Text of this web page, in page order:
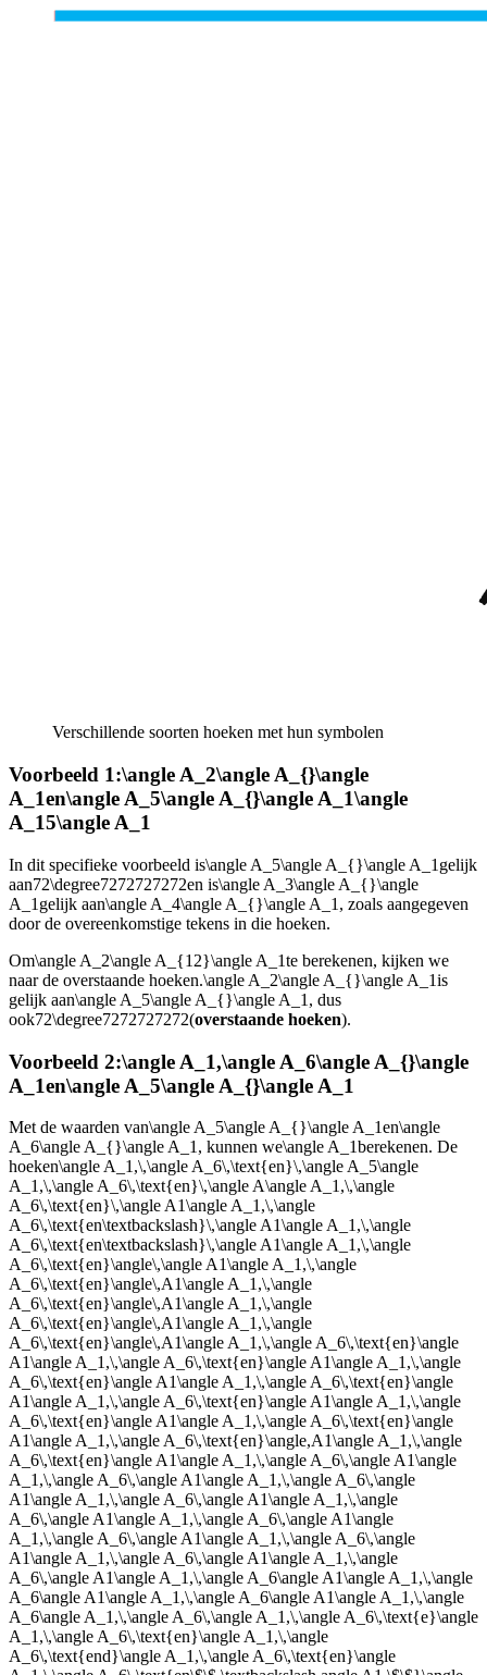
Verschillende soorten hoeken met hun symbolen
Voorbeeld 1:\angle A_2\angle A_{}\angle
A_1en\angle A_5\angle A_{}\angle A_1\angle
A_15\angle A_1
In dit specifieke voorbeeld is\angle A_5\angle A_{}\angle A_1 gelijk
aan72\degree7272727272en is\angle A_3\angle A_{}\angle
A_1 gelijk aan\angle A_4\angle A_{}\angle A_1 , zoals aangegeven
door de overeenkomstige tekens in die hoeken.
Om\angle A_2\angle A_{12}\angle A_1te berekenen, kijken we
naar de overstaande hoeken.\angle A_2\angle A_{}\angle A_1is
gelijk aan\angle A_5\angle A_{}\angle A_1 , dus
ook72\degree7272727272(overstaande hoeken).
Voorbeeld 2:\angle A_1,\angle A_6\angle A_{}\angle
A_1en\angle A_5\angle A_{}\angle A_1
Met de waarden van\angle A_5\angle A_{}\angle A_1en\angle
A_6\angle A_{}\angle A_1 , kunnen we\angle A_1berekenen. De
hoeken\angle A_1,\,\angle A_6\,\text{en}\,\angle A_5\angle
A_1,\,\angle A_6\,\text{en}\,\angle A\angle A_1,\,\angle
A_6\,\text{en}\,\angle A1\angle A_1,\,\angle
A_6\,\text{en\textbackslash}\,\angle A1\angle A_1,\,\angle
A_6\,\text{en\textbackslash}\,\angle A1\angle A_1,\,\angle
A_6\,\text{en}\angle\,\angle A1\angle A_1,\,\angle
A_6\,\text{en}\angle\,A1\angle A_1,\,\angle
A_6\,\text{en}\angle\,A1\angle A_1,\,\angle
A_6\,\text{en}\angle\,A1\angle A_1,\,\angle
A_6\,\text{en}\angle\,A1\angle A_1,\,\angle A_6\,\text{en}\angle
A1\angle A_1,\,\angle A_6\,\text{en}\angle A1\angle A_1,\,\angle
A_6\,\text{en}\angle A1\angle A_1,\,\angle A_6\,\text{en}\angle
A1\angle A_1,\,\angle A_6\,\text{en}\angle A1\angle A_1,\,\angle
A_6\,\text{en}\angle A1\angle A_1,\,\angle A_6\,\text{en}\angle
A1\angle A_1,\,\angle A_6\,\text{en}\angle,A1\angle A_1,\,\angle
A_6\,\text{en}\angle A1\angle A_1,\,\angle A_6\,\angle A1\angle
A_1,\,\angle A_6\,\angle A1\angle A_1,\,\angle A_6\,\angle
A1\angle A_1,\,\angle A_6\,\angle A1\angle A_1,\,\angle
A_6\,\angle A1\angle A_1,\,\angle A_6\,\angle A1\angle
A_1,\,\angle A_6\,\angle A1\angle A_1,\,\angle A_6\,\angle
A1\angle A_1,\,\angle A_6\,\angle A1\angle A_1,\,\angle
A_6\,\angle A1\angle A_1,\,\angle A_6\angle A1\angle A_1,\,\angle
A_6\angle A1\angle A_1,\,\angle A_6\angle A1\angle A_1,\,\angle
A_6\angle A_1,\,\angle A_6\,\angle A_1,\,\angle A_6\,\text{e}\angle
A_1,\,\angle A_6\,\text{en}\angle A_1,\,\angle
A_6\,\text{end}\angle A_1,\,\angle A_6\,\text{en}\angle